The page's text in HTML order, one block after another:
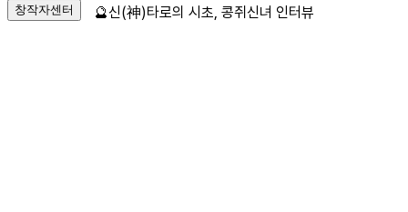
창작자센터 🔮신(神)타로의 시초, 콩쥐신녀 인터뷰